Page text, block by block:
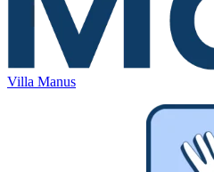
Villa Manus